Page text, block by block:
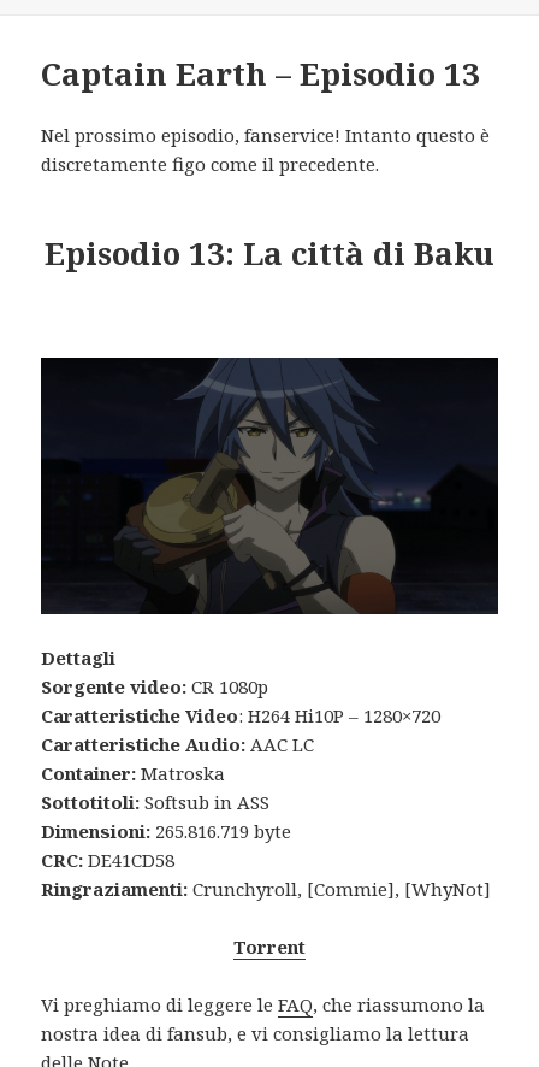
Captain Earth – Episodio 13
Nel prossimo episodio, fanservice! Intanto questo è
discretamente figo come il precedente.
Episodio 13: La città di Baku
Dettagli
Sorgente video:CR 1080p
Caratteristiche Video: H264 Hi10P – 1280×720
Caratteristiche Audio: AAC LC
Container: Matroska
Sottotitoli: Softsub in ASS
Dimensioni: 265.816.719 byte
CRC: DE41CD58
Ringraziamenti:Crunchyroll, [Commie], [WhyNot]
Torrent
Vi preghiamo di leggere leFAQ, che riassumono la
nostra idea di fansub, e vi consigliamo la lettura